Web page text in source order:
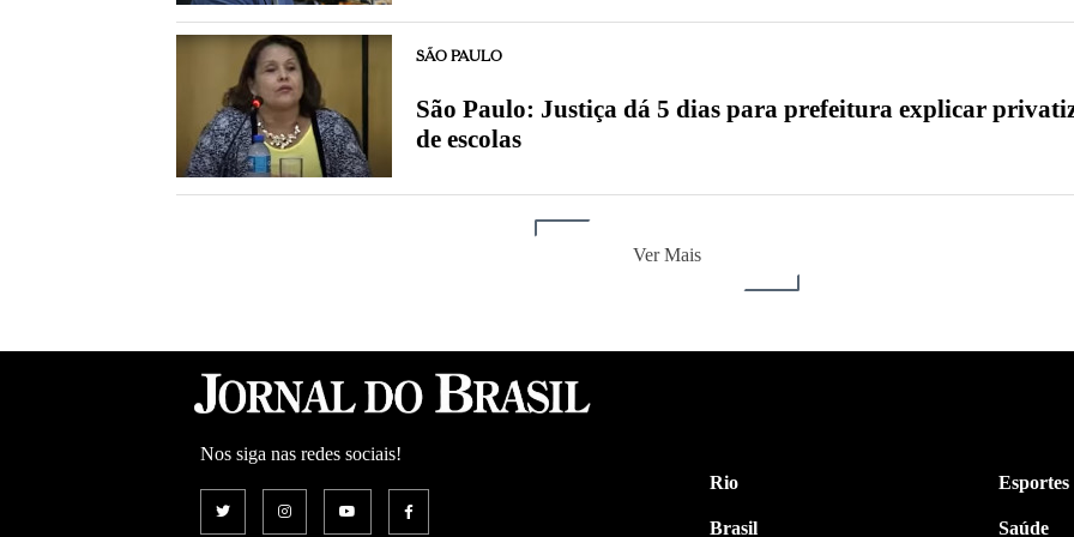
SÃO PAULO
São Paulo: Justiça dá 5 dias para prefeitura explicar
de escolas
Ver Mais
Nos siga nas redes sociais!
Rio
Brasil
Esportes
Saúde